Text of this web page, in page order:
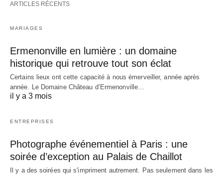
ARTICLES RÉCENTS
MARIAGES
Ermenonville en lumière : un domaine
historique qui retrouve tout son éclat
Certains lieux ont cette capacité à nous émerveiller, année après
année. Le Domaine Château d’Ermenonville…
il y a 3 mois
ENTREPRISES
Photographe événementiel à Paris : une
soirée d’exception au Palais de Chaillot
Il y a des soirées qui s'impriment autrement. Pas seulement dans les